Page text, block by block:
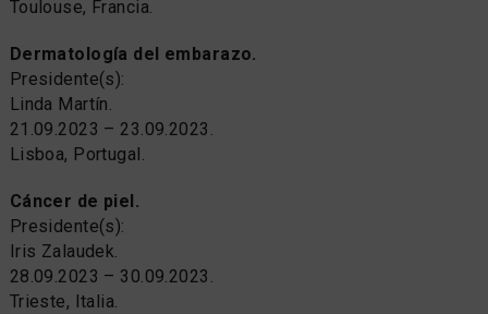
Toulouse, Francia.
Dermatología del embarazo.
Presidente(s):
Linda Martín.
21.09.2023 – 23.09.2023.
Lisboa, Portugal.
Cáncer de piel.
Presidente(s):
Iris Zalaudek.
28.09.2023 – 30.09.2023.
Trieste, Italia.